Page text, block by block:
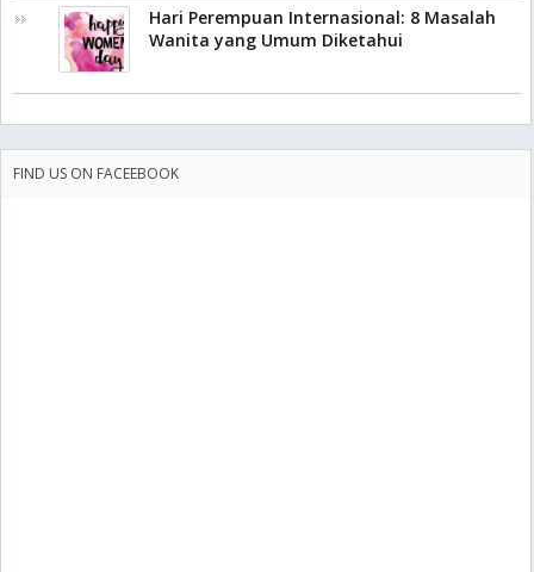
Hari Perempuan Internasional: 8 Masalah
Wanita yang Umum Diketahui
FIND US ON FACEEBOOK